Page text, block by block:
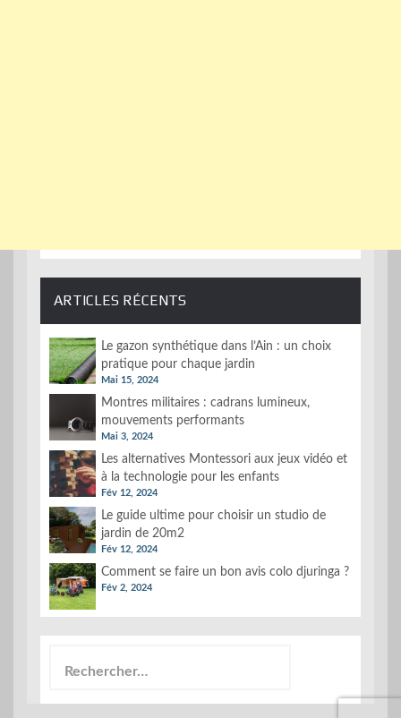
ARTICLES RÉCENTS
Le gazon synthétique dans l’Ain : un choix
pratique pour chaque jardin
Mai 15, 2024
Montres militaires : cadrans lumineux,
mouvements performants
Mai 3, 2024
Les alternatives Montessori aux jeux vidéo et
à la technologie pour les enfants
Fév 12, 2024
Le guide ultime pour choisir un studio de
jardin de 20m2
Fév 12, 2024
Comment se faire un bon avis colo djuringa ?
Fév 2, 2024